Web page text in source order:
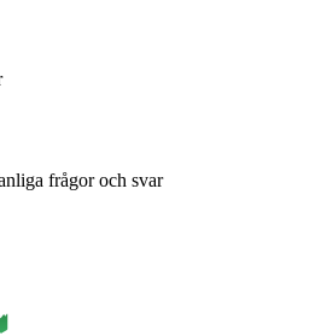
frågor och svar